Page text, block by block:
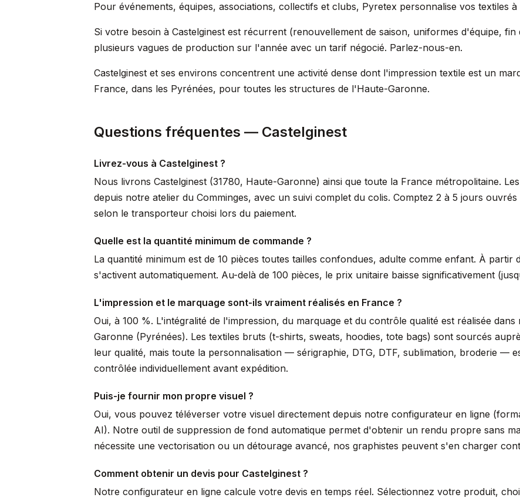
Pour événements, équipes, associations, collectifs et clubs, Pyretex personnalise vos textiles à
Si votre besoin à Castelginest est récurrent (renouvellement de saison, uniformes d'équipe,
plusieurs vagues de production sur l'année avec un tarif négocié. Parlez-nous-en.
Castelginest et ses environs concentrent une activité dense dont l'impression textile est un
France, dans les Pyrénées, pour toutes les structures de l'Haute-Garonne.
Questions fréquentes — Castelginest
Livrez-vous à Castelginest ?
Nous livrons Castelginest (31780, Haute-Garonne) ainsi que toute la France métropolitaine.
depuis notre atelier du Comminges, avec un suivi complet du colis. Comptez 2 à 5 jours
selon le transporteur choisi lors du paiement.
Quelle est la quantité minimum de commande ?
La quantité minimum est de 10 pièces toutes tailles confondues, adulte comme enfant. À partir
s'activent automatiquement. Au-delà de 100 pièces, le prix unitaire baisse significativement
L'impression et le marquage sont-ils vraiment réalisés en France ?
Oui, à 100 %. L'intégralité de l'impression, du marquage et du contrôle qualité est réalisée
Garonne (Pyrénées). Les textiles bruts (t-shirts, sweats, hoodies, tote bags) sont sourcés
leur qualité, mais toute la personnalisation — sérigraphie, DTG, DTF, sublimation, broderie —
contrôlée individuellement avant expédition.
Puis-je fournir mon propre visuel ?
Oui, vous pouvez téléverser votre visuel directement depuis notre configurateur en ligne
AI). Notre outil de suppression de fond automatique permet d'obtenir un rendu propre sans
nécessite une vectorisation ou un détourage avancé, nos graphistes peuvent s'en charger
Comment obtenir un devis pour Castelginest ?
Notre configurateur en ligne calcule votre devis en temps réel. Sélectionnez votre produit,